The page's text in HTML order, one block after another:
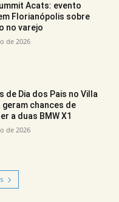
Acats: evento
Florianópolis sobre
no varejo
de 2026
de Dia dos Pais no Villa
geram chances de
a duas BMW X1
de 2026